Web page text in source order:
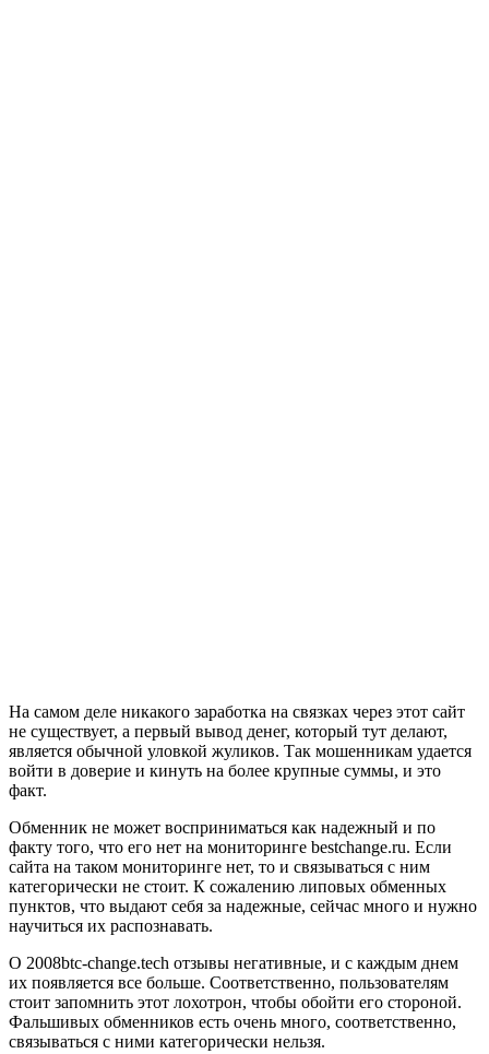
На самом деле никакого заработка на связках через этот сайт
не существует, а первый вывод денег, который тут делают,
является обычной уловкой жуликов. Так мошенникам удается
войти в доверие и кинуть на более крупные суммы, и это
факт.
Обменник не может восприниматься как надежный и по
факту того, что его нет на мониторинге bestchange.ru. Если
сайта на таком мониторинге нет, то и связываться с ним
категорически не стоит. К сожалению липовых обменных
пунктов, что выдают себя за надежные, сейчас много и нужно
научиться их распознавать.
О 2008btc-change.tech отзывы негативные, и с каждым днем
их появляется все больше. Соответственно, пользователям
стоит запомнить этот лохотрон, чтобы обойти его стороной.
Фальшивых обменников есть очень много, соответственно,
связываться с ними категорически нельзя.